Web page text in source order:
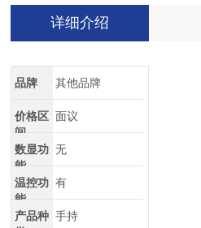
详细介绍
品牌 其他品牌
价格区
间
面议
数显功
能
无
温控功
能
有
产品种 手持